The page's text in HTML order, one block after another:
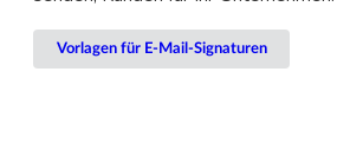
Vorlagen für E-Mail-Signaturen